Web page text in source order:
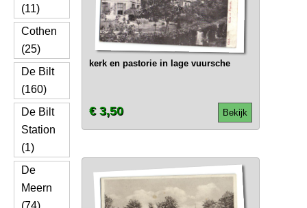
(11)
Cothen
(25)
De Bilt
(160)
De Bilt
Station
(1)
De
Meern
(74)
kerk en pastorie in lage vuursche
Bekijk
€ 3,50